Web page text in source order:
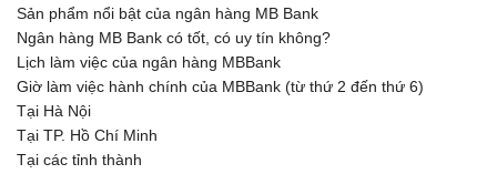
Sản phẩm nổi bật của ngân hàng MB Bank
Ngân hàng MB Bank có tốt, có uy tín không?
Lịch làm việc của ngân hàng MBBank
Giờ làm việc hành chính của MBBank (từ thứ 2 đến thứ 6)
Tại Hà Nội
Tại TP. Hồ Chí Minh
Tại các tỉnh thành